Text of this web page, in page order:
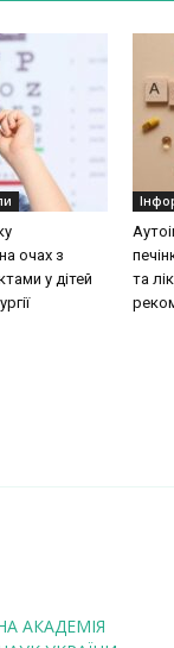
очах з
у дітей
та
АКАДЕМІЯ